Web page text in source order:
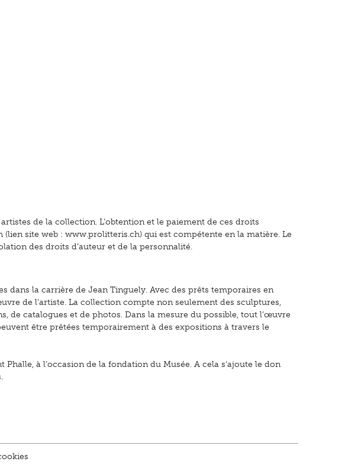
de la collection. L’obtention et le paiement de ces droits
site web : www.prolitteris.ch) qui est compétente en la matière. Le
des droits d’auteur et de la personnalité.
dans la carrière de Jean Tinguely. Avec des prêts temporaires en
de l'artiste. La collection compte non seulement des sculptures,
de catalogues et de photos. Dans la mesure du possible, tout l’œuvre
être prêtées temporairement à des expositions à travers le
à l’occasion de la fondation du Musée. A cela s'ajoute le don